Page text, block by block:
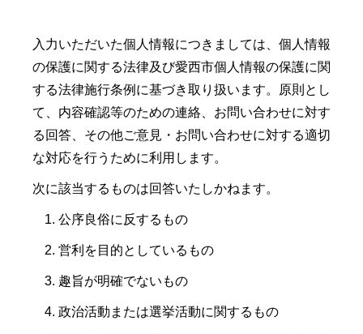
入力いただいた個人情報につきましては、個人情報
の保護に関する法律及び愛西市個人情報の保護に関
する法律施行条例に基づき取り扱います。原則とし
て、内容確認等のための連絡、お問い合わせに対す
る回答、その他ご意見・お問い合わせに対する適切
な対応を行うために利用します。
次に該当するものは回答いたしかねます。
公序良俗に反するもの
営利を目的としているもの
趣旨が明確でないもの
政治活動または選挙活動に関するもの